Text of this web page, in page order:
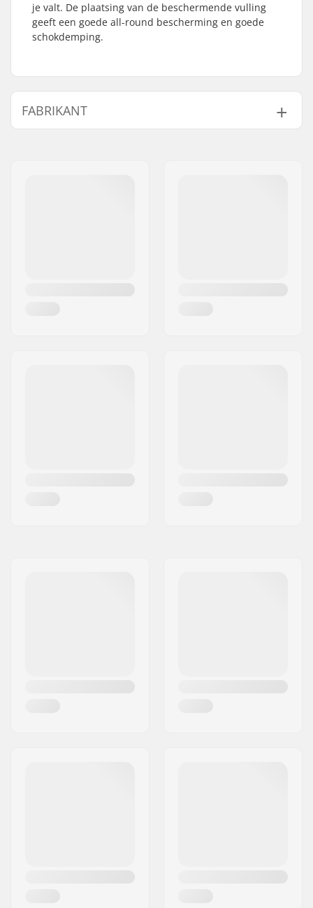
je valt. De plaatsing van de beschermende vulling
geeft een goede all-round bescherming en goede
schokdemping.
FABRIKANT